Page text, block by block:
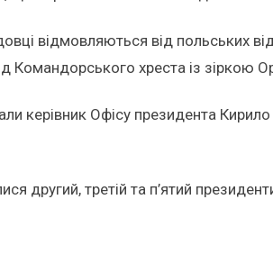
відмовляються від польських
Командорського хреста із зіркою
керівник Офісу президента
другий, третій та п’ятий